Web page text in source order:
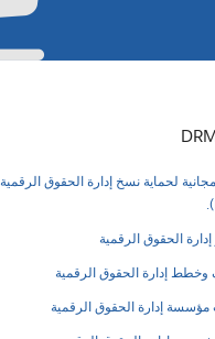
لحماية نسخ إدارة الحقوق الرقمية
الحقوق الرقمية
وخطط إدارة الحقوق الرقمية
إدارة الحقوق الرقمية